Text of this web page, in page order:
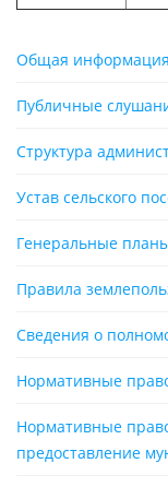
Общая информация
Публичные
Структура
Устав сельского
Генеральные
Правила
Сведения о
Нормативные
Нормативные
предоставление